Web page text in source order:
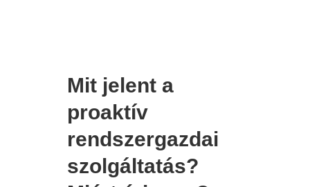
Mit jelent a
proaktív
rendszergazdai
szolgáltatás?